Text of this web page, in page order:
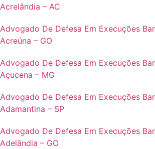
Acrelândia – AC
Advogado De Defesa Em Execuções
Acreúna – GO
Advogado De Defesa Em Execuções
Açucena – MG
Advogado De Defesa Em Execuções
Adamantina – SP
Advogado De Defesa Em Execuções
Adelândia – GO